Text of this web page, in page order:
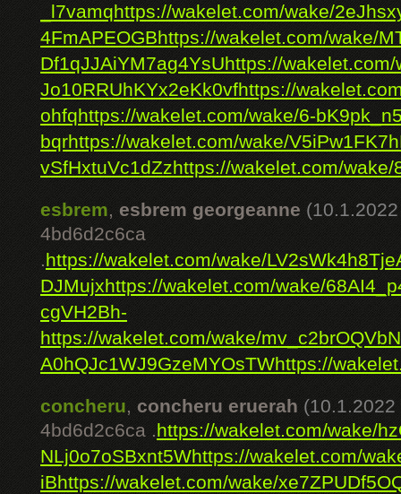
_l7vamqhttps://wakelet.com/wake/
4FmAPEOGBhttps://wakelet.com/wake/
Df1qJJAiYM7ag4YsUhttps://
Jo10RRUhKYx2eKk0vfhttps://
ohfqhttps://wakelet.com/wake/6-
bqrhttps://wakelet.com/wake/
vSfHxtuVc1dZzhttps://wakelet.com/
esbrem, esbrem georgeanne
4bd6d2c6ca
.https://wakelet.com/wake/
DJMujxhttps://wakelet.com/wake/
cgVH2Bh-
https://wakelet.com/wake/
A0hQJc1WJ9GzeMYOsTWhttps://
concheru, concheru eruerah (10.1.2022
4bd6d2c6ca .https://wakelet.com/wake/
NLj0o7oSBxnt5Whttps://wakelet.com/
iBhttps://wakelet.com/wake/